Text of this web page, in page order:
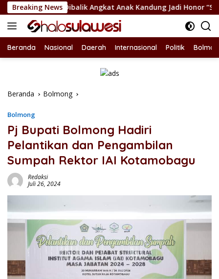
Langsung
ke
konten
Breaking News
Angkat Anak Kandung Jadi Honor “Siluman”
Beranda Nasional Daerah Internasional Politik
Beranda Bolmong
Bolmong
Pj Bupati Bolmong Hadiri
Pelantikan dan Pengambilan
Sumpah Rektor IAI Kotamobagu
Redaksi
Juli 26, 2024